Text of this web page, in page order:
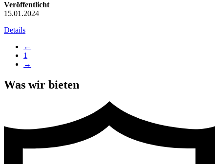
Veröffentlicht
15.01.2024
Details
←
1
→
Was wir bieten